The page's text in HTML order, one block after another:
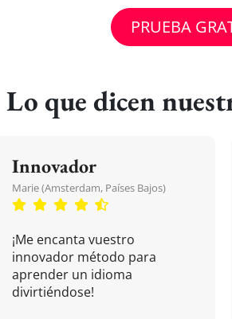
PRUEBA
Lo que dicen
Innovador
Marie (Amsterdam, Países Bajos)
¡Me encanta vuestro
innovador método para
aprender un idioma
divirtiéndose!